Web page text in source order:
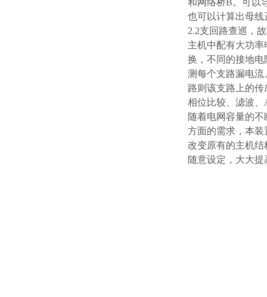
和网络桥B。可以
也可以计算出母
2.2支回路查巡，
主机中配有大功
换，不同的接地
测每个支路漏电
路则该支路上的
相位比较、滤波、
随着电网容量的
方面的需求，本
改变原有的主机结
随意设定，大大